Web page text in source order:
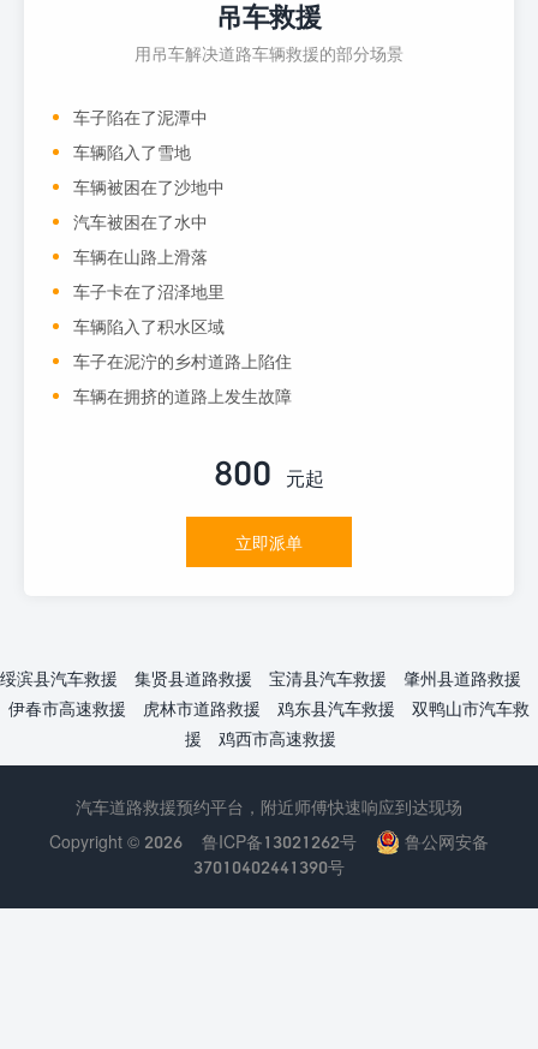
吊车救援
用吊车解决道路车辆救援的部分场景
车子陷在了泥潭中
车辆陷入了雪地
车辆被困在了沙地中
汽车被困在了水中
车辆在山路上滑落
车子卡在了沼泽地里
车辆陷入了积水区域
车子在泥泞的乡村道路上陷住
车辆在拥挤的道路上发生故障
800 元起
立即派单
绥滨县汽车救援 集贤县道路救援 宝清县汽车救援
肇州县道路救援
伊春市高速救援
虎林市道路救援 鸡东县汽车救援
双鸭山市汽车救
援
鸡西市高速救援
汽车道路救援预约平台，附近师傅快速响应到达现场
Copyright © 2026
鲁ICP备13021262号
鲁公网安备
37010402441390号